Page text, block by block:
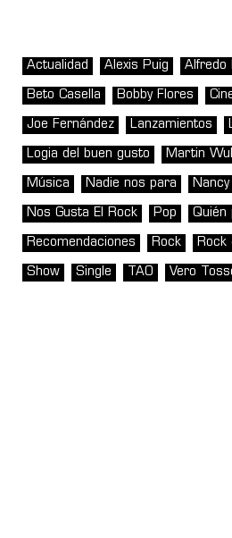
Actualidad Alexis Puig Alfredo
Beto Casella Bobby Flores
Joe Fernández Lanzamientos
Logia del buen gusto Martin
Música Nadie nos para
Nos Gusta El Rock Pop Quién
Recomendaciones Rock Rock
Show Single TAO Vero